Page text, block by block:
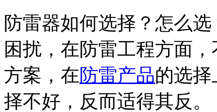
防雷器如何选择？怎么
困扰，在防雷工程方面
方案，在防雷产品的选
择不好，反而适得其反。